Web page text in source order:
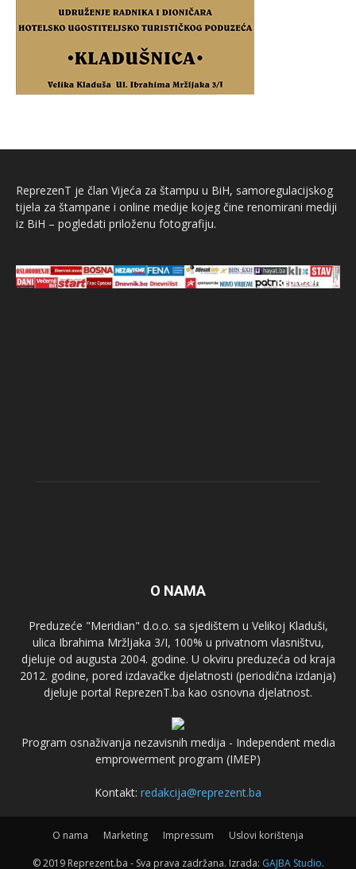
ReprezenT je član Vijeća za štampu u BiH, samoregulacijskog
tijela za štampane i online medije kojeg čine renomirani mediji
iz BiH – pogledati priloženu fotografiju.
O NAMA
Preduzeće "Meridian" d.o.o. sa sjedištem u Velikoj Kladuši,
ulica Ibrahima Mržljaka 3/I, 100% u privatnom vlasništvu,
djeluje od augusta 2004. godine. U okviru preduzeća od kraja
2012. godine, pored izdavačke djelatnosti (periodična izdanja)
djeluje portal ReprezenT.ba kao osnovna djelatnost.
Program osnaživanja nezavisnih medija - Independent media
emprowerment program (IMEP)
Kontakt: redakcija@reprezent.ba
O nama Marketing Impressum Uslovi korištenja
© 2019 Reprezent.ba - Sva prava zadržana. Izrada: GAJBA Studio.